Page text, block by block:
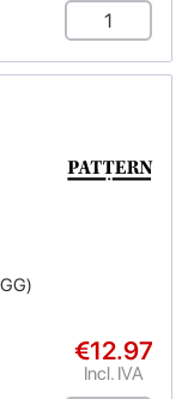
€12.97
Incl. IVA